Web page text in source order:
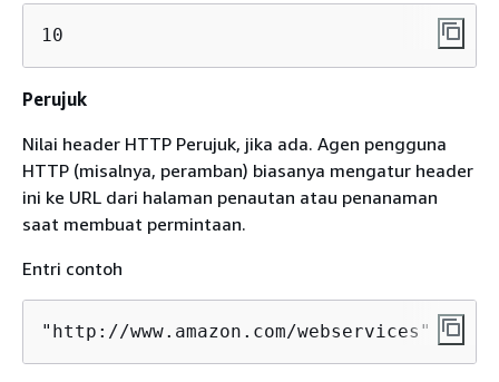
10
Perujuk
Nilai header HTTP Perujuk, jika ada. Agen pengguna
HTTP (misalnya, peramban) biasanya mengatur header
ini ke URL dari halaman penautan atau penanaman
saat membuat permintaan.
Entri contoh
"http://www.amazon.com/webservices"